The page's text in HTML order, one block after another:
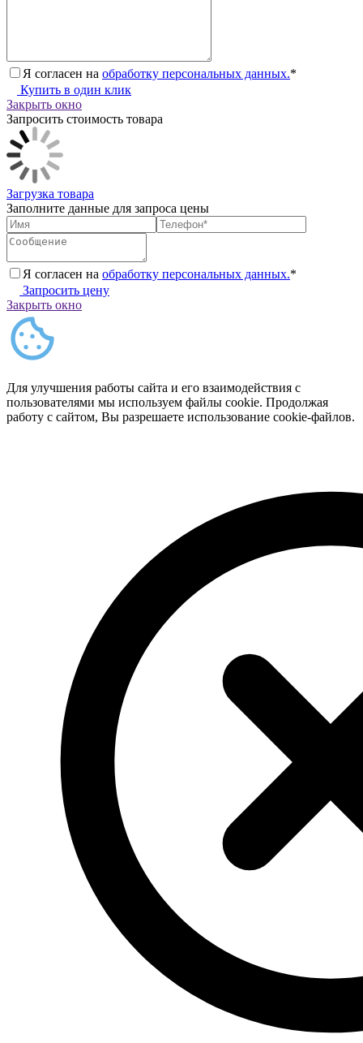
Я согласен на обработку персональных данных.*
Купить в один клик
Закрыть окно
Запросить стоимость товара
Загрузка товара
Заполните данные для запроса цены
Я согласен на обработку персональных данных.*
Запросить цену
Закрыть окно
Для улучшения работы сайта и его взаимодействия с
пользователями мы используем файлы cookie. Продолжая
работу с сайтом, Вы разрешаете использование cookie-файлов.